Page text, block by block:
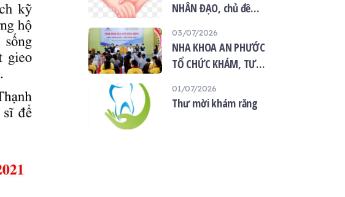
NHÂN ĐẠO, chủ đề
mùa Vu lan”
03/07/2026
NHA KHOA AN PHƯỚC
TỔ CHỨC KHÁM, TƯ
MIỆNG MIỄN PHÍ TẠI
01/07/2026
Thư mời khám răng